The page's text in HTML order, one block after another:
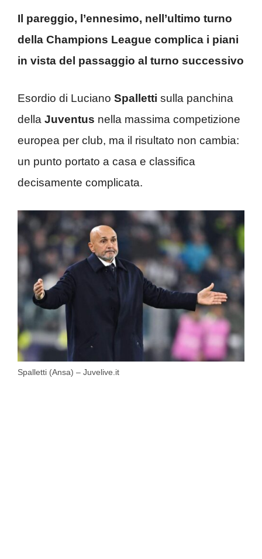
Il pareggio, l’ennesimo, nell’ultimo turno
della Champions League complica i piani
in vista del passaggio al turno successivo
Esordio di Luciano Spalletti sulla panchina
della Juventus nella massima competizione
europea per club, ma il risultato non cambia:
un punto portato a casa e classifica
decisamente complicata.
Spalletti (Ansa) – Juvelive.it